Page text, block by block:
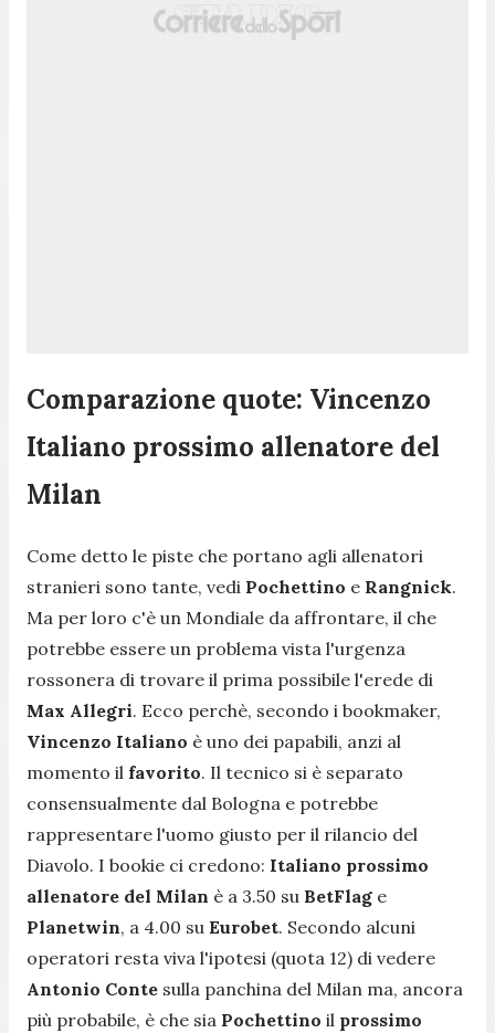
Comparazione quote: Vincenzo
Italiano prossimo allenatore del
Milan
Come detto le piste che portano agli allenatori
stranieri sono tante, vedi Pochettino e Rangnick.
Ma per loro c'è un Mondiale da affrontare, il che
potrebbe essere un problema vista l'urgenza
rossonera di trovare il prima possibile l'erede di
Max Allegri. Ecco perchè, secondo i bookmaker,
Vincenzo Italiano è uno dei papabili, anzi al
momento il favorito. Il tecnico si è separato
consensualmente dal Bologna e potrebbe
rappresentare l'uomo giusto per il rilancio del
Diavolo. I bookie ci credono: Italiano prossimo
allenatore del Milan è a 3.50 su BetFlag e
Planetwin, a 4.00 su Eurobet. Secondo alcuni
operatori resta viva l'ipotesi (quota 12) di vedere
Antonio Conte sulla panchina del Milan ma, ancora
più probabile, è che sia Pochettino il prossimo